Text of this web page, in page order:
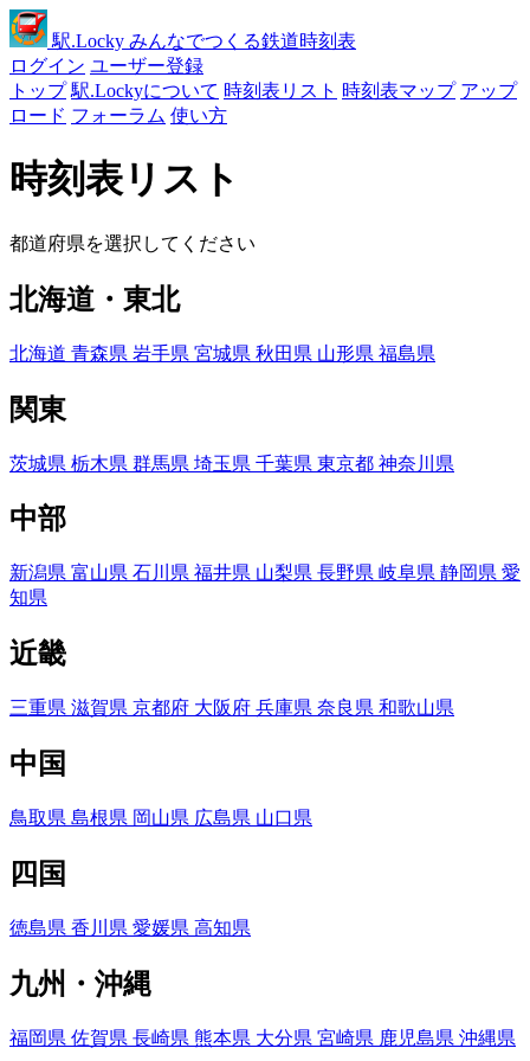
駅.Locky みんなでつくる鉄道時刻表
ログイン ユーザー登録
トップ 駅.Lockyについて 時刻表リスト 時刻表マップ アップ
ロード フォーラム 使い方
時刻表リスト
都道府県を選択してください
北海道・東北
北海道 青森県 岩手県 宮城県 秋田県 山形県 福島県
関東
茨城県 栃木県 群馬県 埼玉県 千葉県 東京都 神奈川県
中部
新潟県 富山県 石川県 福井県 山梨県 長野県 岐阜県 静岡県 愛
知県
近畿
三重県 滋賀県 京都府 大阪府 兵庫県 奈良県 和歌山県
中国
鳥取県 島根県 岡山県 広島県 山口県
四国
徳島県 香川県 愛媛県 高知県
九州・沖縄
福岡県 佐賀県 長崎県 熊本県 大分県 宮崎県 鹿児島県 沖縄県